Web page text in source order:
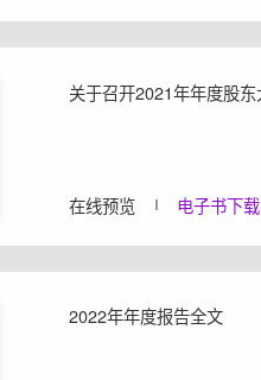
在线预览 电子书下载
2022年年度报告全文